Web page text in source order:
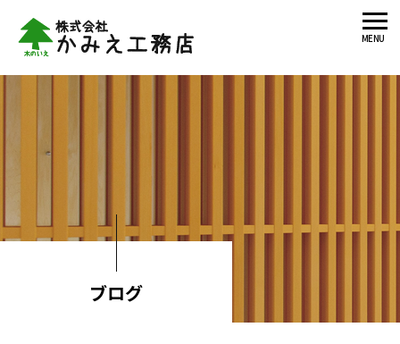
MENU
ブログ